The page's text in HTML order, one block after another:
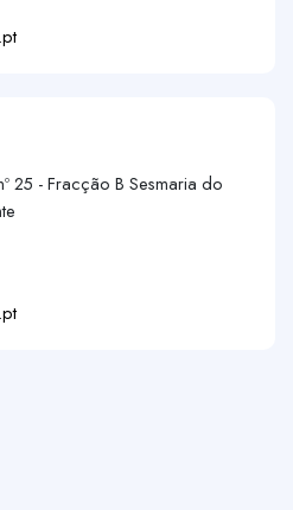
25 - Fracção B Sesmaria do